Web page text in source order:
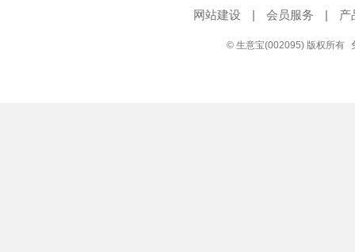
网站建设 | 会员服务 | 产
© 生意宝(002095) 版权所有